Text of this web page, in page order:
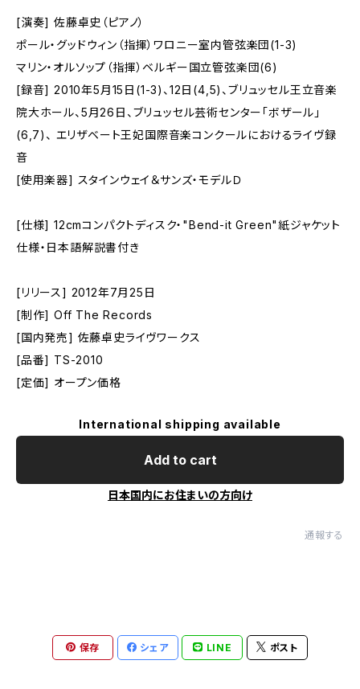
[演奏] 佐藤卓史（ピアノ）
ポール・グッドウィン（指揮）ワロニー室内管弦楽団(1-3)
マリン・オルソップ（指揮）ベルギー国立管弦楽団(6)
[録音] 2010年5月15日(1-3)、12日(4,5)、ブリュッセル王立音楽
院大ホール、5月26日、ブリュッセル芸術センター「ボザール」
(6,7)、 エリザベート王妃国際音楽コンクールにおけるライヴ録
音
[使用楽器] スタインウェイ＆サンズ・モデルＤ
[仕様] 12cmコンパクトディスク・"Bend-it Green"紙ジャケット
仕様・日本語解説書付き
[リリース] 2012年7月25日
[制作] Off The Records
[国内発売] 佐藤卓史ライヴワークス
[品番] TS-2010
[定価] オープン価格
International shipping available
Add to cart
日本国内にお住まいの方向け
通報する
保存 シェア LINE ポスト